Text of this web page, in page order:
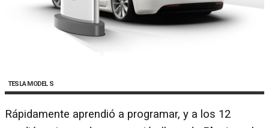
TESLA MODEL S
Rápidamente aprendió a programar, y a los 12